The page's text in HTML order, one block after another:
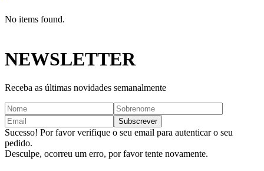
No items found.
NEWSLETTER
Receba as últimas novidades semanalmente
Sucesso! Por favor verifique o seu email para autenticar o seu
pedido.
Desculpe, ocorreu um erro, por favor tente novamente.